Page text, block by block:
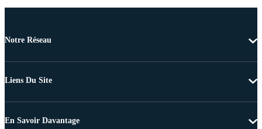
Notre Réseau
Liens Du Site
En Savoir Davantage